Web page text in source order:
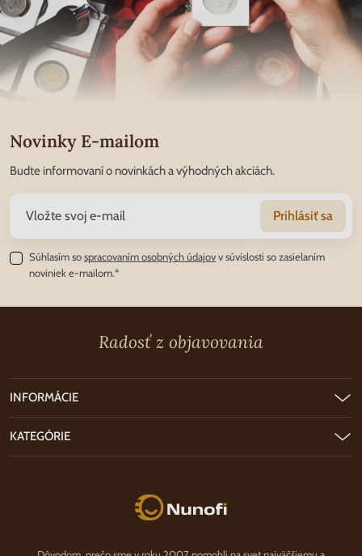
Novinky E-mailom
Budte informovaní o novinkách a výhodných akciách.
Prihlásiť sa
Súhlasím sospracovaním osobných údajovv súvislosti so zasielaním
noviniek e-mailom.*
Radosť z objavovania
Nunofi.sk
INFORMÁCIE
KATEGÓRIE